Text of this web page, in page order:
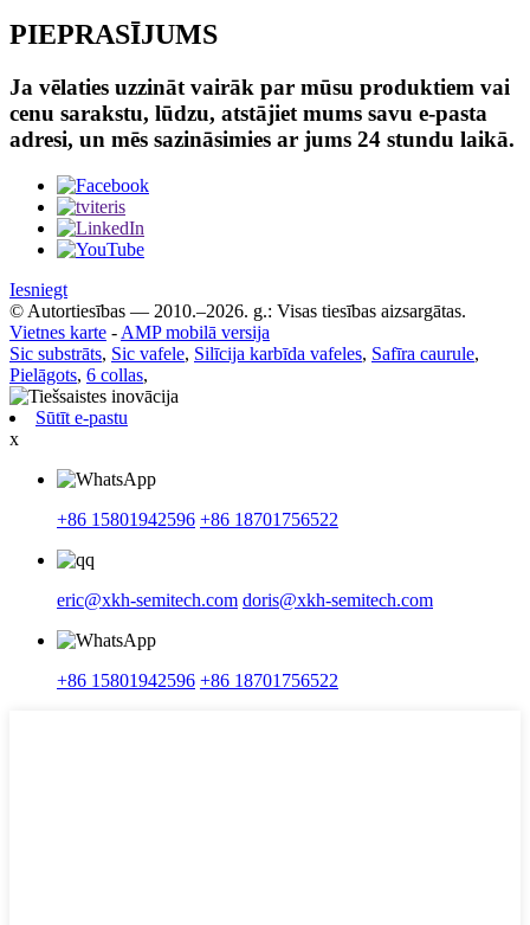
PIEPRASĪJUMS
Ja vēlaties uzzināt vairāk par mūsu produktiem vai
cenu sarakstu, lūdzu, atstājiet mums savu e-pasta
adresi, un mēs sazināsimies ar jums 24 stundu laikā.
Iesniegt
© Autortiesības — 2010.–2026. g.: Visas tiesības aizsargātas.
Vietnes karte - AMP mobilā versija
Sic substrāts, Sic vafele, Silīcija karbīda vafeles, Safīra caurule,
Pielāgots, 6 collas,
Sūtīt e-pastu
x
+86 15801942596 +86 18701756522
eric@xkh-semitech.com doris@xkh-semitech.com
+86 15801942596 +86 18701756522